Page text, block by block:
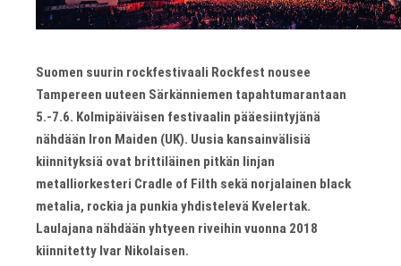
Suomen suurin rockfestivaali Rockfest nousee
Tampereen uuteen Särkänniemen tapahtumarantaan
5.-7.6. Kolmipäiväisen festivaalin pääesiintyjänä
nähdään Iron Maiden (UK). Uusia kansainvälisiä
kiinnityksiä ovat brittiläinen pitkän linjan
metalliorkesteri Cradle of Filth sekä norjalainen black
metalia, rockia ja punkia yhdistelevä Kvelertak.
Laulajana nähdään yhtyeen riveihin vuonna 2018
kiinnitetty Ivar Nikolaisen.